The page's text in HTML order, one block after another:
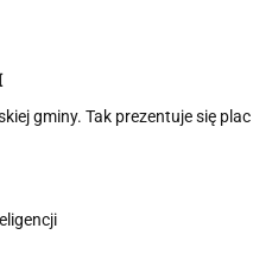
gminy. Tak prezentuje się plac